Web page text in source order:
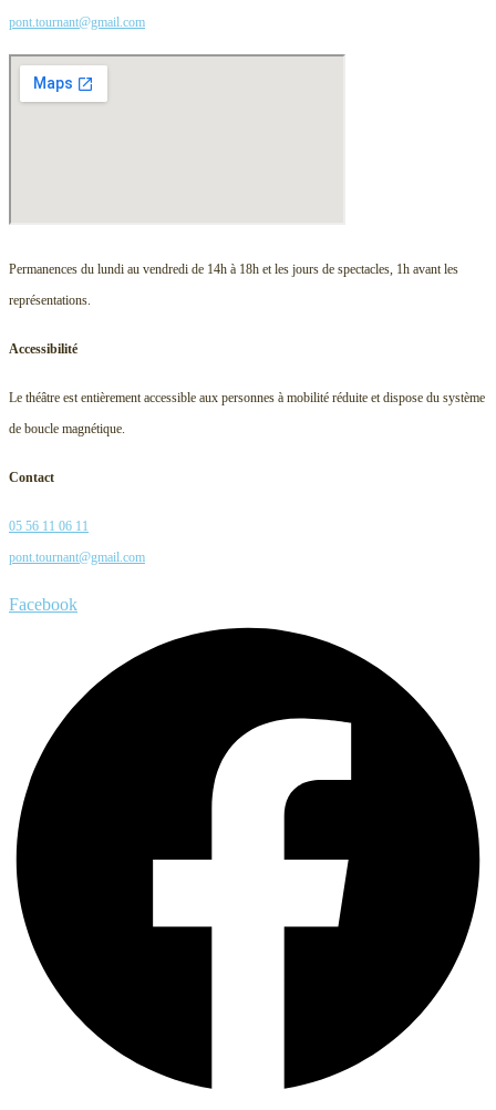
pont.tournant@gmail.com
Permanences du lundi au vendredi de 14h à 18h et les jours de spectacles, 1h avant les
représentations.
Accessibilité
Le théâtre est entièrement accessible aux personnes à mobilité réduite et dispose du système
de boucle magnétique.
Contact
05 56 11 06 11
pont.tournant@gmail.com
Facebook